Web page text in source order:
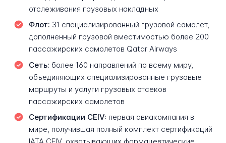
отслеживания грузовых накладных
Флот: 31 специализированный грузовой самолет,
дополненный грузовой вместимостью более 200
пассажирских самолетов Qatar Airways
Сеть: более 160 направлений по всему миру,
объединяющих специализированные грузовые
маршруты и услуги грузовых отсеков
пассажирских самолетов
Сертификации CEIV: первая авиакомпания в
мире, получившая полный комплект сертификаций